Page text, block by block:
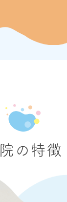
当院の特徴